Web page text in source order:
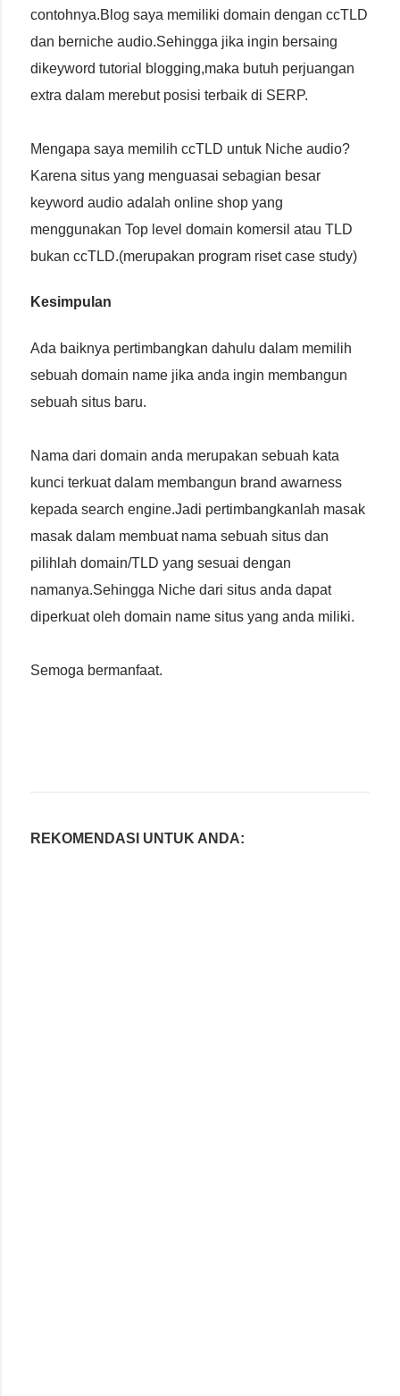
contohnya.Blog saya memiliki domain dengan ccTLD
dan berniche audio.Sehingga jika ingin bersaing
dikeyword tutorial blogging,maka butuh perjuangan
extra dalam merebut posisi terbaik di SERP.
Mengapa saya memilih ccTLD untuk Niche audio?
Karena situs yang menguasai sebagian besar
keyword audio adalah online shop yang
menggunakan Top level domain komersil atau TLD
bukan ccTLD.(merupakan program riset case study)
Kesimpulan
Ada baiknya pertimbangkan dahulu dalam memilih
sebuah domain name jika anda ingin membangun
sebuah situs baru.
Nama dari domain anda merupakan sebuah kata
kunci terkuat dalam membangun brand awarness
kepada search engine.Jadi pertimbangkanlah masak
masak dalam membuat nama sebuah situs dan
pilihlah domain/TLD yang sesuai dengan
namanya.Sehingga Niche dari situs anda dapat
diperkuat oleh domain name situs yang anda miliki.
Semoga bermanfaat.
REKOMENDASI UNTUK ANDA: